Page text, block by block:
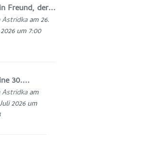
Freund, der...
Astridkaam 26.
um 7:00
30....
Astridkaam
2026 um